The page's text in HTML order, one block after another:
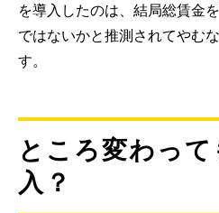
を導入したのは、結局総賃金
ではないかと推測されてやむ
す。
ところ変わっ
入？